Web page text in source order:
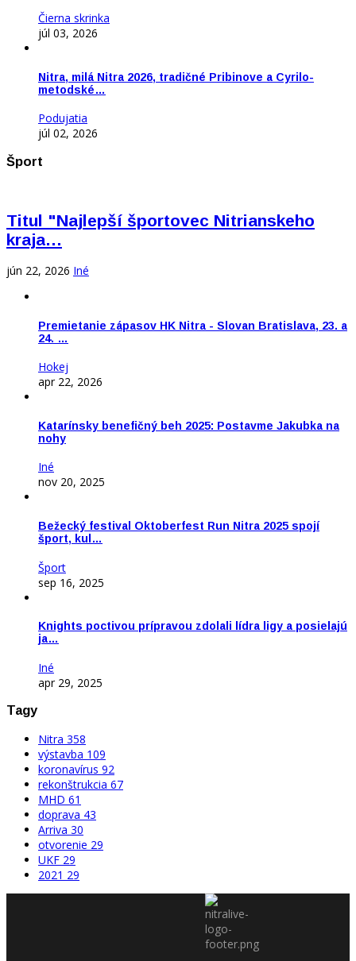
Čierna skrinka
júl 03, 2026
Nitra, milá Nitra 2026, tradičné Pribinove a Cyrilo-
metodské…
Podujatia
júl 02, 2026
Šport
Titul "Najlepší športovec Nitrianskeho
kraja…
jún 22, 2026 Iné
Premietanie zápasov HK Nitra - Slovan Bratislava, 23. a
24. …
Hokej
apr 22, 2026
Katarínsky benefičný beh 2025: Postavme Jakubka na
nohy
Iné
nov 20, 2025
Bežecký festival Oktoberfest Run Nitra 2025 spojí
šport, kul…
Šport
sep 16, 2025
Knights poctivou prípravou zdolali lídra ligy a posielajú
ja…
Iné
apr 29, 2025
Tagy
Nitra 358
výstavba 109
koronavírus 92
rekonštrukcia 67
MHD 61
doprava 43
Arriva 30
otvorenie 29
UKF 29
2021 29